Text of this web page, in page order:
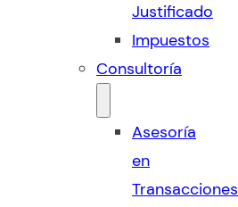
Justificado
Impuestos
Consultoría
Asesoría
en
Transacciones